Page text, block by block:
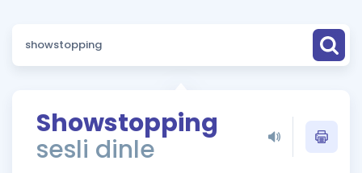
Puan Hesaplama
ÖSYM Sınav Takvimi
Kampanyalar
Showstopping
sesli dinle